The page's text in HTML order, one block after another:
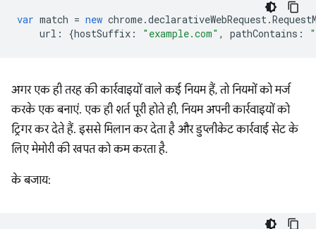
var match = new chrome.declarativeWebRequest.
url : {hostSuffix : "example.com" , pathContains :
अगर एक ही तरह की कार्रवाइयों वाले कई नियम हैं, तो नियमों को मर्ज
करके एक बनाएं. एक ही शर्त पूरी होते ही, नियम अपनी कार्रवाइयों को
ट्रिगर कर देते हैं. इससे मिलान कर देता है और डुप्लीकेट कार्रवाई सेट के
लिए मेमोरी की खपत को कम करता है.
के बजाय: